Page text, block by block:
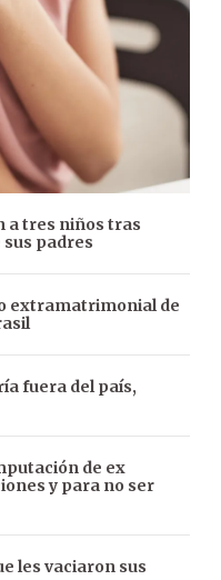
a tres niños tras
padres
extramatrimonial de
fuera del país,
de ex
y para no ser
les vaciaron sus